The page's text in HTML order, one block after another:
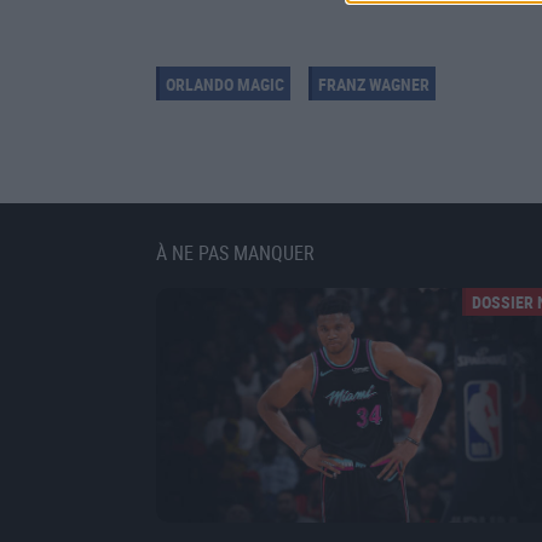
ORLANDO MAGIC FRANZ WAGNER
À NE PAS MANQUER
DOSSIER